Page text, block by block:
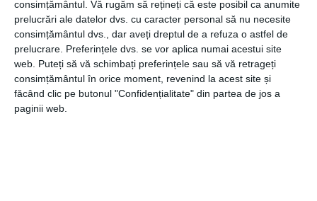
consimțământul. Vă rugăm să rețineți că este posibil ca anumite
prelucrări ale datelor dvs. cu caracter personal să nu necesite
consimțământul dvs., dar aveți dreptul de a refuza o astfel de
prelucrare. Preferințele dvs. se vor aplica numai acestui site
web. Puteți să vă schimbați preferințele sau să vă retrageți
consimțământul în orice moment, revenind la acest site și
făcând clic pe butonul "Confidențialitate" din partea de jos a
paginii web.
Dacă te afli în impas (de exemplu, un moștenitor refuză
notarul, există un testament contestat sau nu există
înțelegere asupra bunurilor) este recomandat să
programezi o consultanță la un avocat. Acesta va analiza
situația, va strânge probele utile și poate porni acțiunea la
judecătorie cu un plan clar: stabilirea moștenitorilor, a
masei succesorale, a cotelor, plus regularizarea